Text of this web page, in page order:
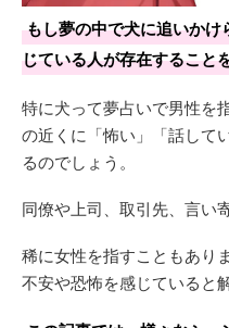
もし夢の中で犬に追いか
じている人が存在すること
特に犬って夢占いで男性を
の近くに「怖い」「話して
るのでしょう。
同僚や上司、取引先、言い
稀に女性を指すこともあり
不安や恐怖を感じていると